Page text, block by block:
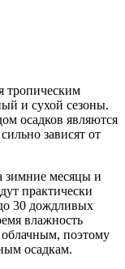
тропическим
и сухой сезоны.
осадков являются
зависят от
зимние месяцы и
практически
30 дождливых
влажность
облачным, поэтому
осадкам.